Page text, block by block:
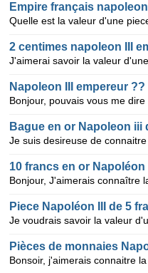
Empire français napoleon
2 centimes napoleon III
Napoleon III empereur ??
Bague en or Napoleon iii
Piece Napoléon III de 5
Pièces de monnaies